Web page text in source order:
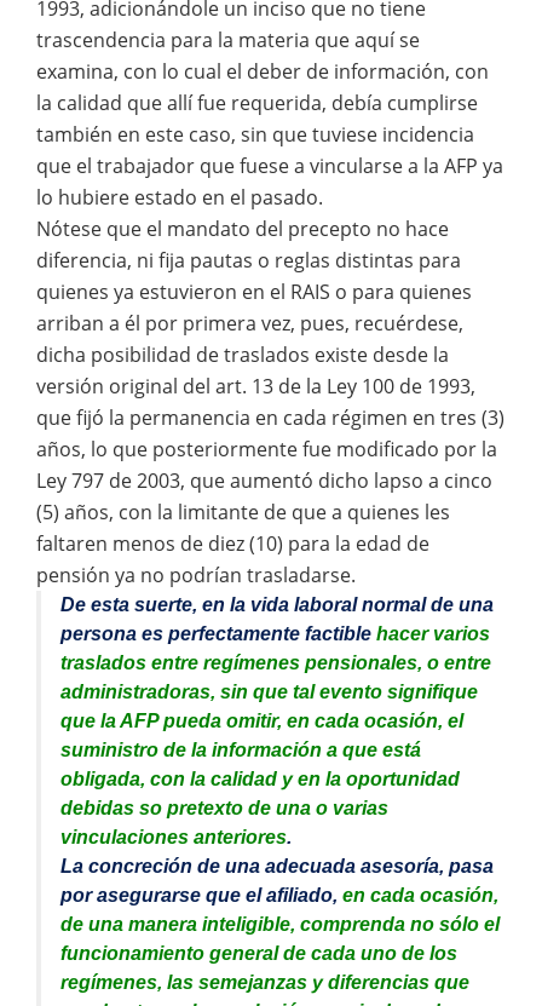
1993, adicionándole un inciso que no tiene
trascendencia para la materia que aquí se
examina, con lo cual el deber de información, con
la calidad que allí fue requerida, debía cumplirse
también en este caso, sin que tuviese incidencia
que el trabajador que fuese a vincularse a la AFP ya
lo hubiere estado en el pasado.
Nótese que el mandato del precepto no hace
diferencia, ni fija pautas o reglas distintas para
quienes ya estuvieron en el RAIS o para quienes
arriban a él por primera vez, pues, recuérdese,
dicha posibilidad de traslados existe desde la
versión original del art. 13 de la Ley 100 de 1993,
que fijó la permanencia en cada régimen en tres (3)
años, lo que posteriormente fue modificado por la
Ley 797 de 2003, que aumentó dicho lapso a cinco
(5) años, con la limitante de que a quienes les
faltaren menos de diez (10) para la edad de
pensión ya no podrían trasladarse.
De esta suerte, en la vida laboral normal de una
persona es perfectamente factible hacer varios
traslados entre regímenes pensionales, o entre
administradoras, sin que tal evento signifique
que la AFP pueda omitir, en cada ocasión, el
suministro de la información a que está
obligada, con la calidad y en la oportunidad
debidas so pretexto de una o varias
vinculaciones anteriores.
La concreción de una adecuada asesoría, pasa
por asegurarse que el afiliado, en cada ocasión,
de una manera inteligible, comprenda no sólo el
funcionamiento general de cada uno de los
regímenes, las semejanzas y diferencias que